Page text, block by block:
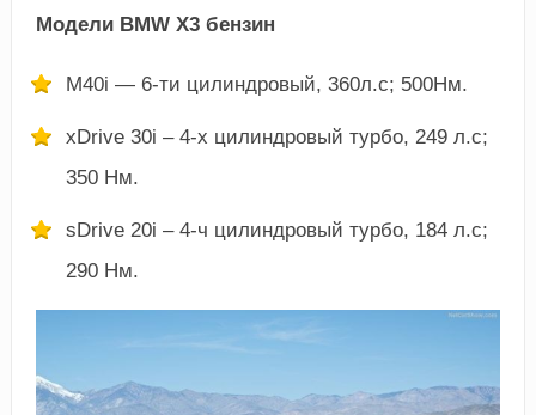
Модели BMW Х3 бензин
М40i — 6-ти цилиндровый, 360л.с; 500Нм.
xDrive 30i – 4-х цилиндровый турбо, 249 л.с;
350 Нм.
sDrive 20i – 4-ч цилиндровый турбо, 184 л.с;
290 Нм.